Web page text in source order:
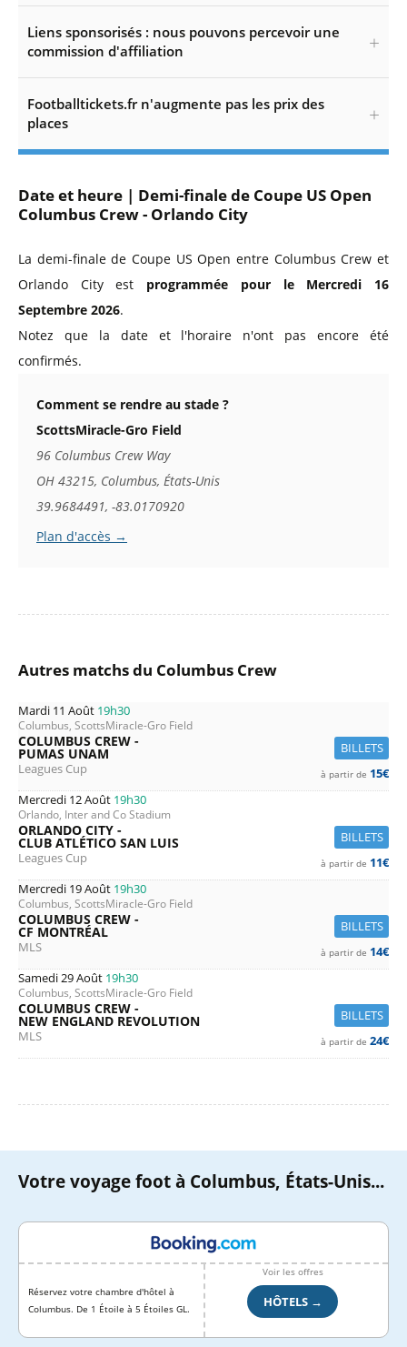
Liens sponsorisés : nous pouvons percevoir une
commission d'affiliation
Footballtickets.fr n'augmente pas les prix des
places
Date et heure | Demi-finale de Coupe US Open
Columbus Crew - Orlando City
La demi-finale de Coupe US Open entre Columbus Crew et
Orlando City est programmée pour le Mercredi 16
Septembre 2026.
Notez que la date et l'horaire n'ont pas encore été
confirmés.
Comment se rendre au stade ?
ScottsMiracle-Gro Field
96 Columbus Crew Way
OH 43215, Columbus, États-Unis
39.9684491, -83.0170920
Plan d'accès →
Autres matchs du Columbus Crew
Mardi 11 Août 19h30
Columbus, ScottsMiracle-Gro Field
BILLETS
COLUMBUS CREW -
PUMAS UNAM
Leagues Cup à partir de 15€
Mercredi 12 Août 19h30
Orlando, Inter and Co Stadium
BILLETS
ORLANDO CITY -
CLUB ATLÉTICO SAN LUIS
Leagues Cup à partir de 11€
Mercredi 19 Août 19h30
Columbus, ScottsMiracle-Gro Field
BILLETS
COLUMBUS CREW -
CF MONTRÉAL
MLS à partir de 14€
Samedi 29 Août 19h30
Columbus, ScottsMiracle-Gro Field
BILLETS
COLUMBUS CREW -
NEW ENGLAND REVOLUTION
MLS à partir de 24€
Votre voyage foot à Columbus, États-Unis...
Réservez votre chambre d'hôtel à
Columbus. De 1 Étoile à 5 Étoiles GL.
Voir les offres
HÔTELS →